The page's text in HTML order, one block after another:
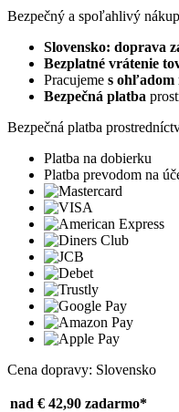
Bezpečný a spoľahlivý nákup
Slovensko: doprava
Bezplatné vrátenie
Pracujeme s ohľadom
Bezpečná platba
Bezpečná platba
Platba na dobierku
Platba prevodom na
Cena dopravy: Slovensko
nad € 42,90 zadarmo*